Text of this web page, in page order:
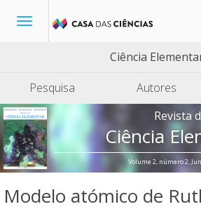
Toggle
Ciência
Pesquisa
Autores
Revista
Ciência
Volume 2, número 2,
Modelo atómico de